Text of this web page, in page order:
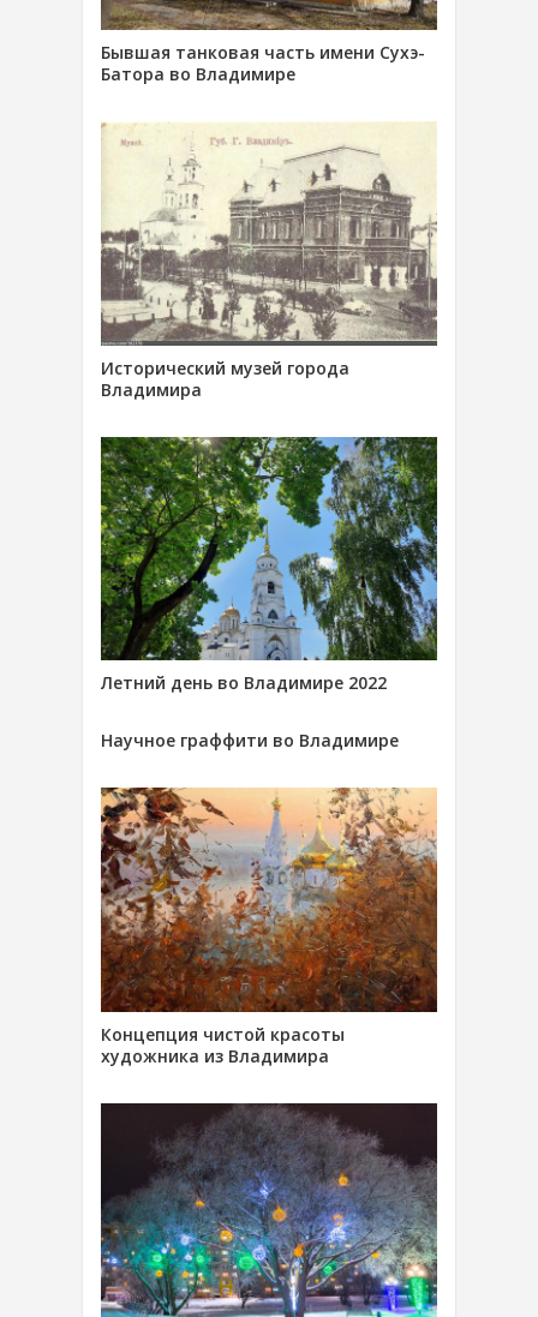
Бывшая танковая часть имени Сухэ-
Батора во Владимире
Исторический музей города
Владимира
Летний день во Владимире 2022
Научное граффити во Владимире
Концепция чистой красоты
художника из Владимира